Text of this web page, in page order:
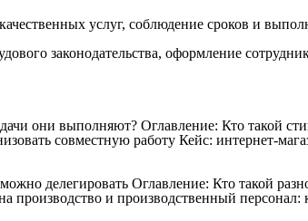
услуг, соблюдение сроков и
законодательства, оформление
они выполняют? Оглавление: Кто такой
совместную работу Кейс: интернет-
делегировать Оглавление: Кто такой
и производственный